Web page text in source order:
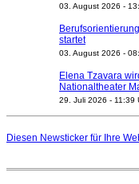
03. August 2026 -
startet
03. August 2026 -
Elena Tzavara
Nationaltheater
29. Juli 2026 - 11:39
geht 2027
Diesen Newsticker für Ihre